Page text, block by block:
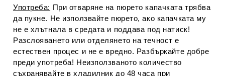
Употреба: При отваряне на пюрето капачката трябва
да пукне. Не използвайте пюрето, ако капачката му
не е хлътнала в средата и поддава под натиск!
Разслояването или отделянето на течност е
естествен процес и не е вредно. Разбъркайте добре
преди употреба! Неизползваното количество
съхранявайте в хладилник до 48 часа при